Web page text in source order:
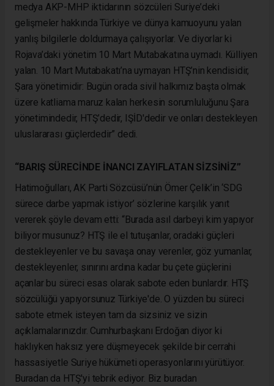
medya AKP-MHP iktidarının sözcüleri Suriye’deki
gelişmeler hakkında Türkiye ve dünya kamuoyunu yalan
yanlış bilgilerle doldurmaya çalışıyorlar. Ve diyorlar ki
Rojava’daki yönetim 10 Mart Mutabakatına uymadı. Külliyen
yalan. 10 Mart Mutabakatı’na uymayan HTŞ’nin kendisidir,
Şara yönetimidir: Bugün orada sivil halkımız başta olmak
üzere katliama maruz kalan herkesin sorumluluğunu Şara
yönetimindedir, HTŞ’dedir, IŞİD'dedir ve onları destekleyen
uluslararası güçlerdedir” dedi.
“BARIŞ SÜRECİNDE İNANCI ZAYIFLATAN SİZSİNİZ”
Hatimoğulları, AK Parti Sözcüsü’nün Ömer Çelik’in ‘SDG
sürece darbe yapmak istiyor’ sözlerine karşılık yanıt
vererek şöyle devam etti: “Burada asıl darbeyi kim yapıyor
biliyor musunuz? HTŞ ile el tutuşanlar, oradaki güçleri
destekleyenler ve bu savaşa onay verenler, göz yumanlar,
destekleyenler, sınırını ardına kadar bu çete güçlerini
açanlar bu süreci esas olarak sabote eden bunlardır. HTŞ
sözcülüğü yapıyorsunuz Türkiye'de. O yüzden bu süreci
sabote etmek isteyen tam da sizsiniz ve sizin
açıklamalarınızdır. Cumhurbaşkanı Erdoğan diyor ki
haklıyken haksız yere düşmeyecek şekilde bir cerrahi
hassasiyetle Suriye hükümeti operasyonlarını yürütüyor.
Buradan da HTŞ'yi tebrik ediyor. Biz buradan